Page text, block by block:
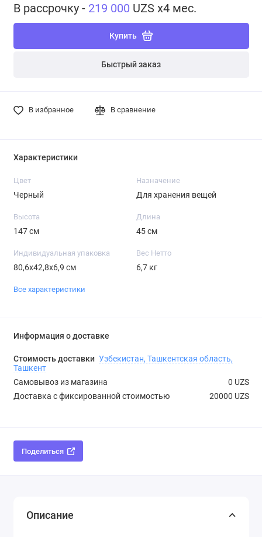
В рассрочку - 219 000 UZS x4 мес.
Купить
Быстрый заказ
В избранное В сравнение
Характеристики
Цвет
Черный
Назначение
Для хранения вещей
Высота
147 см
Длина
45 см
Индивидуальная упаковка
80,6х42,8х6,9 см
Вес Нетто
6,7 кг
Все характеристики
Информация о доставке
Стоимость доставки Узбекистан, Ташкентская область,
Ташкент
Самовывоз из магазина
0 UZS
Доставка с фиксированной стоимостью
20000 UZS
Поделиться
Описание